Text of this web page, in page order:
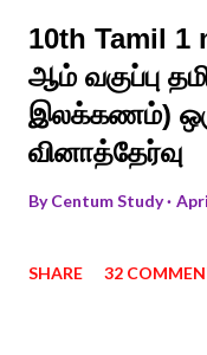
10th Tamil 1
ஆம் வகுப்பு
இலக்கணம்)
வினாத்தேர்வு
ByCentum Study
SHARE 32